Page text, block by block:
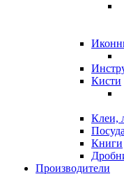
Кисти
Клеи,
Книги
Производители